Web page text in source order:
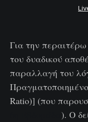
Για την περαιτέρω
του δυαδικού
παραλλαγή του
Ratio)] (που
). Ο